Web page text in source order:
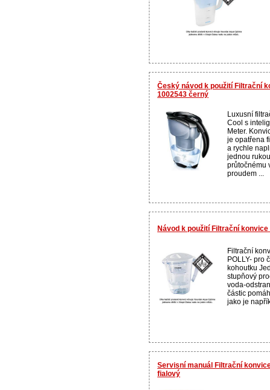
Český návod k použití Filtrační
1002543 černý
Luxusní
Cool s
Meter.
je opatřena
a rychle
jednou
průtočnému
proudem ...
Návod k použití Filtrační
Filtrační
POLLY- pro
kohoutku
stupňový
voda-
částic
jako je
Servisní manuál Filtrační
fialový